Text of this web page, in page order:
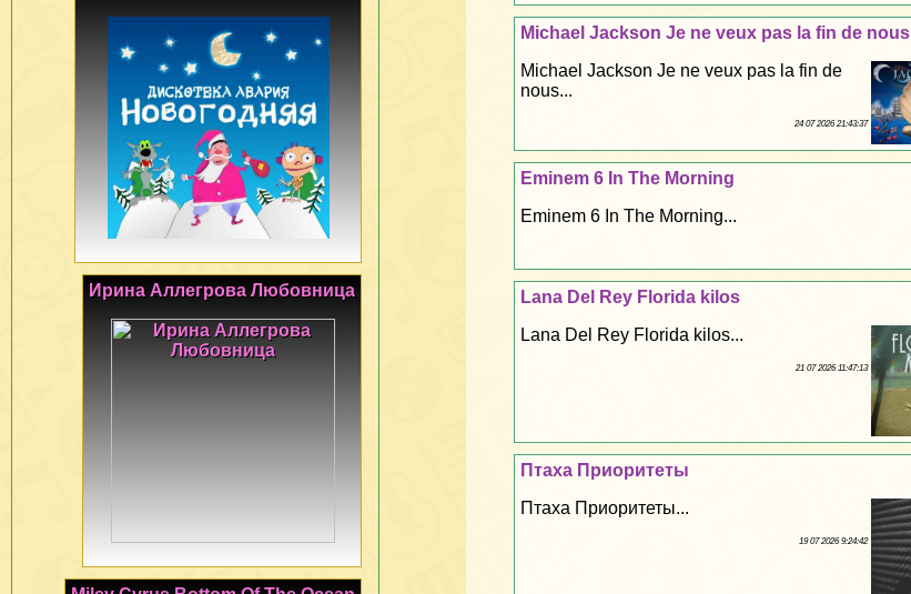
Michael Jackson Je ne veux pas la fin de nous
Michael Jackson Je ne veux pas la fin de
nous...
24 07 2026 21:43:37
Eminem 6 In The Morning
Eminem 6 In The Morning...
Lana Del Rey Florida kilos
Lana Del Rey Florida kilos...
21 07 2026 11:47:13
Птаха Приоритеты
Птаха Приоритеты...
19 07 2026 9:24:42
Ирина Аллегрова Любовница